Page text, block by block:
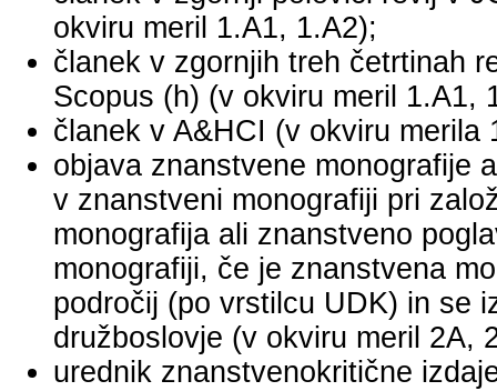
okviru meril 1.A1, 1.A2);
članek v zgornjih treh četrtinah
Scopus (h) (v okviru meril 1.A1,
članek v A&HCI (v okviru merila
objava znanstvene monografije
v znanstveni monografiji pri
monografija ali znanstveno
monografiji, če je znanstvena
področij (po vrstilcu UDK) in se
družboslovje (v okviru meril 2A,
urednik znanstvenokritične